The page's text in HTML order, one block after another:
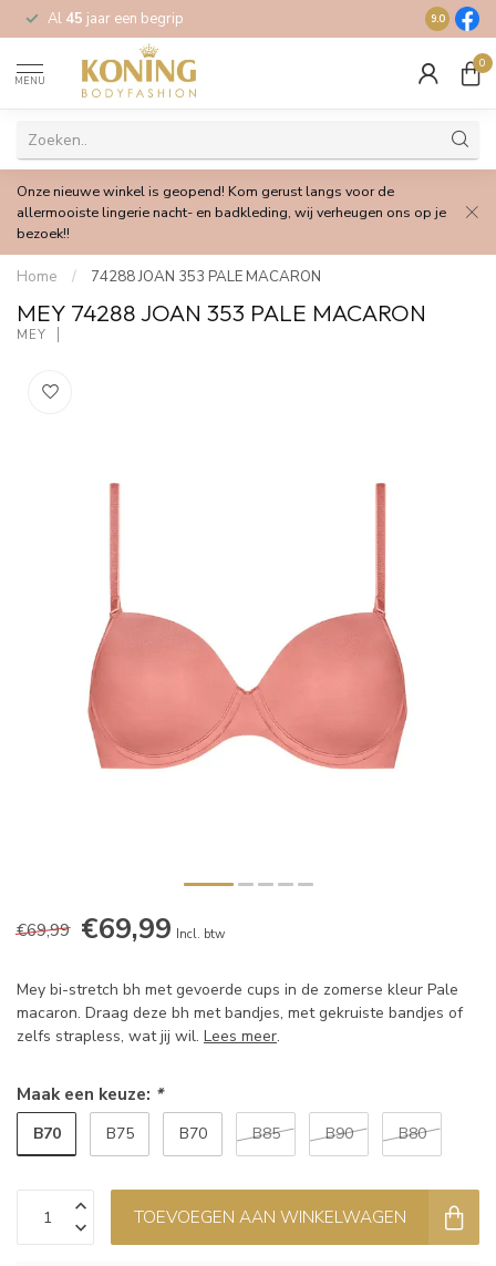
Al 45 jaar een begrip Gratis
9.0
MENU
0
Onze nieuwe winkel is geopend! Kom gerust langs voor de
allermooiste lingerie nacht- en badkleding, wij verheugen ons op je
bezoek!!
Home / 74288 JOAN 353 PALE MACARON
MEY 74288 JOAN 353 PALE MACARON
MEY
€69,99 €69,99 Incl. btw
Mey bi-stretch bh met gevoerde cups in de zomerse kleur Pale
macaron. Draag deze bh met bandjes, met gekruiste bandjes of
zelfs strapless, wat jij wil. Lees meer.
Maak een keuze: *
B70 B75 B70 B85 B90 B80
TOEVOEGEN AAN WINKELWAGEN